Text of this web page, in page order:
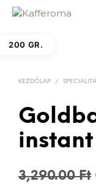
200 GR.
KEZDŐLAP /
3,290.00Ft